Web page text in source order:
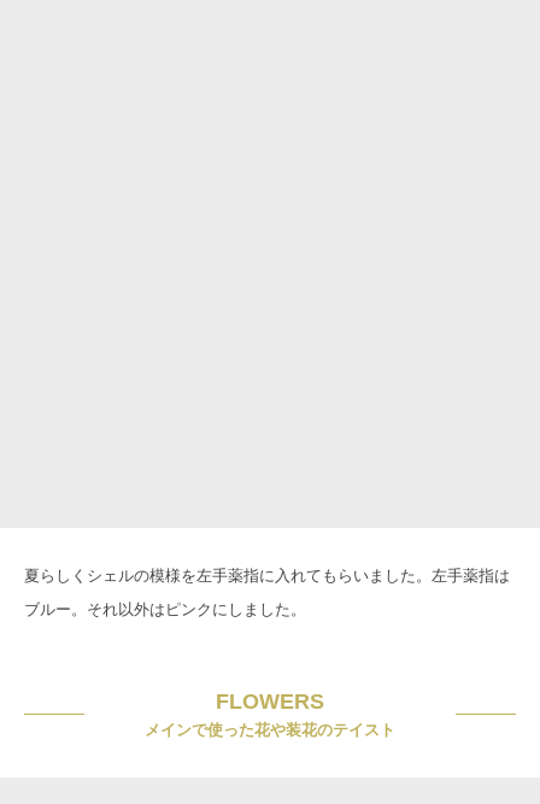
夏らしくシェルの模様を左手薬指に入れてもらいました。左手薬指は
ブルー。それ以外はピンクにしました。
FLOWERS
メインで使った花や装花のテイスト